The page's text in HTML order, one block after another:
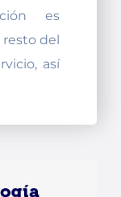
es
del
así